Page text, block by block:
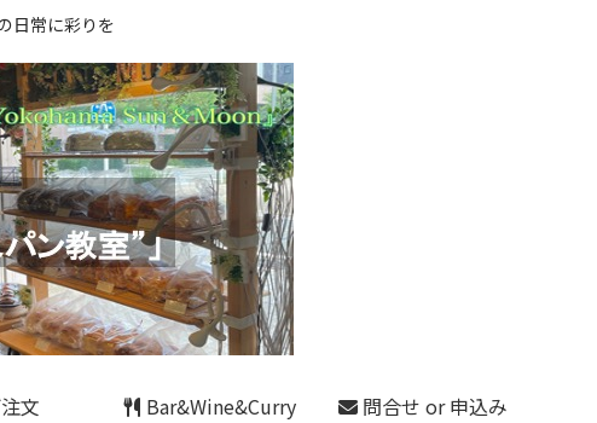
日常に彩りを
文 Bar&Wine&Curry 問合せ or 申込み